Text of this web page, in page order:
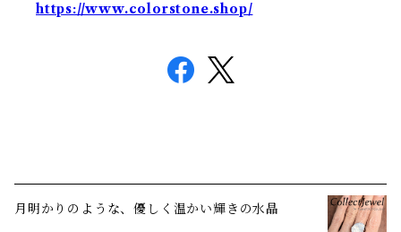
https://www.colorstone.shop/
月明かりのような、優しく温かい輝きの水晶